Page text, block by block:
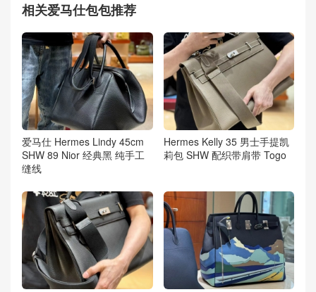
相关爱马仕包包推荐
爱马仕 Hermes Lindy 45cm
SHW 89 Nior 经典黑 纯手工
缝线
Hermes Kelly 35 男士手提凯
莉包 SHW 配织带肩带 Togo